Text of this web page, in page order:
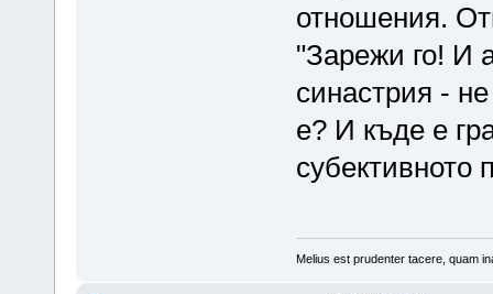
отношения.
"Зарежи го! И
синастрия -
е? И къде е
субективното
Melius est prudenter tacere, quam